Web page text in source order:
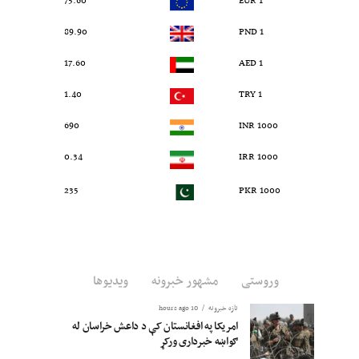
1 PND
89.90
1 AED
17.60
1 TRY
1.40
1000 INR
690
1000 IRR
0.34
1000 PKR
235
وروستی مشهور خبرونه ویدیوها
تازه خبرونه 10 hours ago
امریکا په افغانستان کې د داعش خراسان له
ګواښه خبرداری ورکړ